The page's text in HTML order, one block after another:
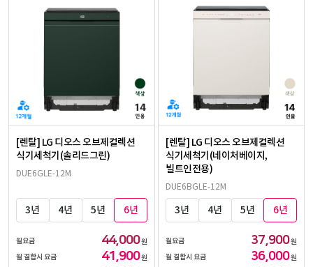
[렌탈] LG 디오스 오브제컬렉션
식기세척기(솔리드그린)
DUE6GLE-12M
3년 4년 5년 6년
월요금 44,000원
월 결합시 요금
41,900원
[렌탈] LG 디오스 오브제컬렉션
식기세척기(네이처베이지,
빌트인전용)
DUE6BGLE-12M
3년 4년 5년 6년
월요금 37,900원
월 결합시 요금
36,000원